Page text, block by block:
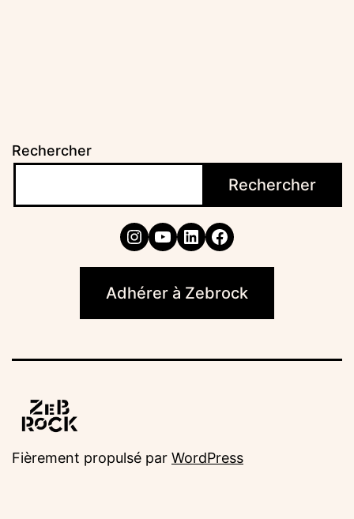
Rechercher
Rechercher
Instagram
YouTube
LinkedIn
Facebook
Adhérer à Zebrock
Fièrement propulsé par WordPress